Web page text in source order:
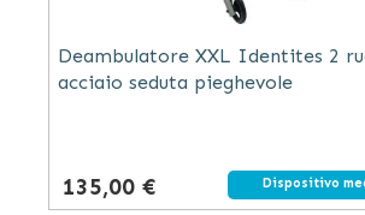
Deambulatore XXL Identites 2
acciaio seduta pieghevole
135,00 € Dispositivo